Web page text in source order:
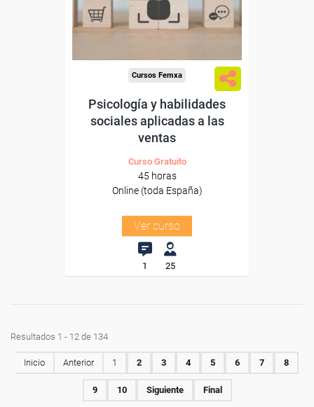
Sector
-Grandes Almacenes.
Cursos Femxa
Psicología y habilidades
sociales aplicadas a las
ventas
Curso Gratuito
45 horas
Online (toda España)
Ver curso
1 25
Resultados 1 - 12 de 134
Inicio Anterior 1 2 3 4 5 6 7 8
9 10 Siguiente Final